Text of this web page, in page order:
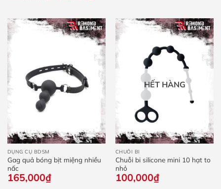
110,000₫.là:
65,000₫.
DỤNG CỤ BDSM
Gag quả bóng bịt miệng nhiều
nấc
165,000₫
HẾT HÀNG
CHUỖI BI
Chuỗi bi silicone mini 10 hạt to
nhỏ
100,000₫